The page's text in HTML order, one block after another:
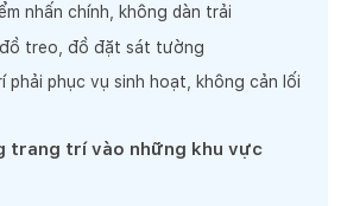
nhấn chính, không dàn trải
treo, đồ đặt sát tường
phải phục vụ sinh hoạt, không cản lối
trang trí vào những khu vực